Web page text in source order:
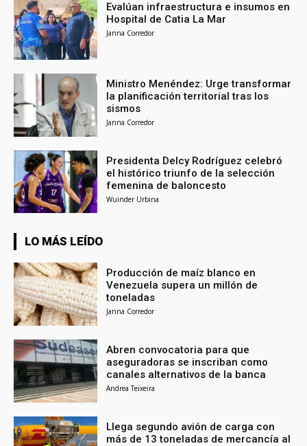
Evalúan infraestructura e insumos en
Hospital de Catia La Mar
Janna Corredor
Ministro Menéndez: Urge transformar
la planificación territorial tras los
sismos
Janna Corredor
Presidenta Delcy Rodríguez celebró
el histórico triunfo de la selección
femenina de baloncesto
Wuinder Urbina
LO MÁS LEÍDO
Producción de maíz blanco en
Venezuela supera un millón de
toneladas
Janna Corredor
Abren convocatoria para que
aseguradoras se inscriban como
canales alternativos de la banca
Andrea Teixeira
Llega segundo avión de carga con
más de 13 toneladas de mercancía al